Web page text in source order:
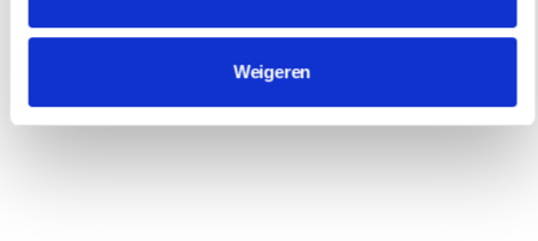
Weigeren
Compacte keuken van alle gemakken voorzien van Bulthaup.